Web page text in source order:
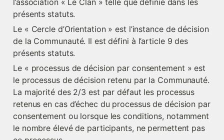
l’association « Le Clan » telle que définie dans les
présents statuts.
Le « Cercle d’Orientation » est l’instance de décision
de la Communauté. Il est défini à l’article 9 des
présents statuts.
Le « processus de décision par consentement » est
le processus de décision retenu par la Communauté.
La majorité des 2/3 est par défaut les processus
retenus en cas d’échec du processus de décision par
consentement ou lorsque les conditions, notamment
le nombre élevé de participants, ne permettent pas